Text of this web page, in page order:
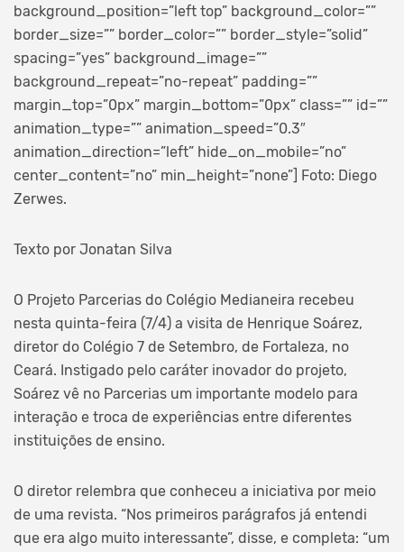
background_position=”left top” background_color=””
border_size=”” border_color=”” border_style=”solid”
spacing=”yes” background_image=””
background_repeat=”no-repeat” padding=””
margin_top=”0px” margin_bottom=”0px” class=”” id=””
animation_type=”” animation_speed=”0.3″
animation_direction=”left” hide_on_mobile=”no”
center_content=”no” min_height=”none”] Foto: Diego
Zerwes.
Texto por Jonatan Silva
O Projeto Parcerias do Colégio Medianeira recebeu
nesta quinta-feira (7/4) a visita de Henrique Soárez,
diretor do Colégio 7 de Setembro, de Fortaleza, no
Ceará. Instigado pelo caráter inovador do projeto,
Soárez vê no Parcerias um importante modelo para
interação e troca de experiências entre diferentes
instituições de ensino.
O diretor relembra que conheceu a iniciativa por meio
de uma revista. “Nos primeiros parágrafos já entendi
que era algo muito interessante”, disse, e completa: “um